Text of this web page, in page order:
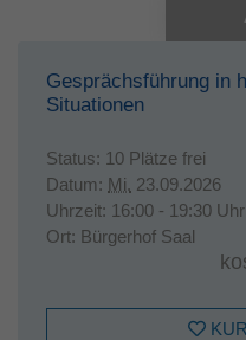
Gesprächsführung in
Situationen
Status: 10 Plätze frei
Datum: Mi. 23.09.2026
Uhrzeit: 16:00 - 19:30 Uhr
Ort: Bürgerhof Saal